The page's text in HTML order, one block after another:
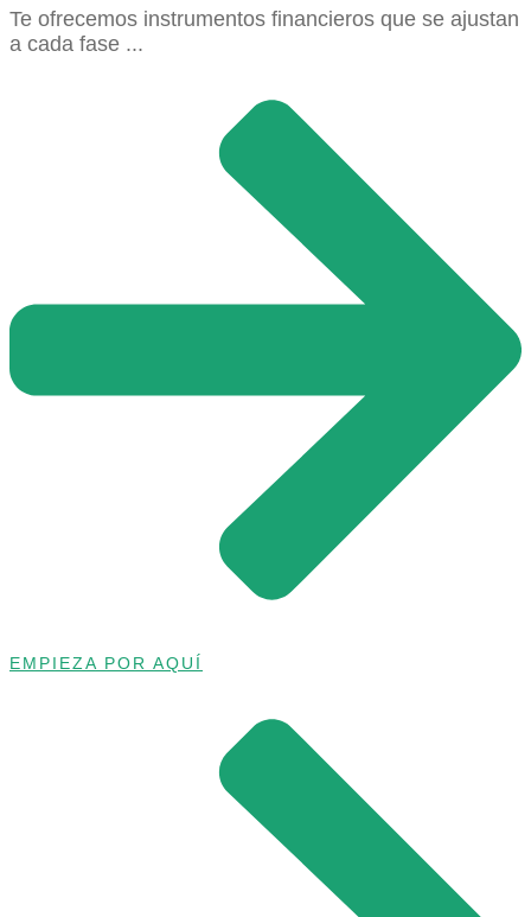
Te ofrecemos instrumentos financieros que se ajustan
a cada fase ...
EMPIEZA POR AQUÍ